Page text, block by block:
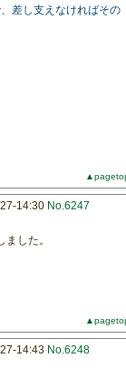
差し支えなければその
14:30 No.6247
した。
14:43 No.6248